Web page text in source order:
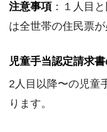
注意事項 ：１人目
は全世帯の住民票が
児童手当認定請求
2人目以降〜の児童
ります。